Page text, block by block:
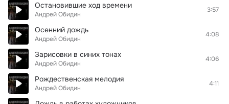
Остановившие ход времени
Андрей Обидин
3:57
Осенний дождь
Андрей Обидин
4:08
Зарисовки в синих тонах
Андрей Обидин
4:06
Рождественская мелодия
Андрей Обидин
4:11